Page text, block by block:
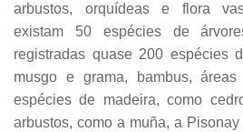
arbustos, orquídeas e flora
existam 50 espécies de
registradas quase 200 espécies
musgo e grama, bambus,
espécies de madeira, como
arbustos, como a muña, a